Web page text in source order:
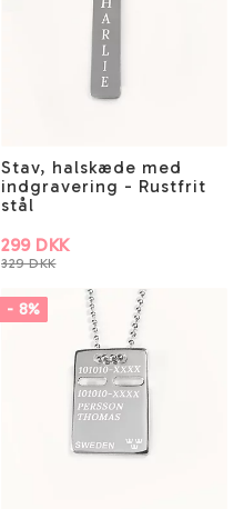
Stav, halskæde med
indgravering - Rustfrit
stål
329 DKK
299 DKK
- 8%